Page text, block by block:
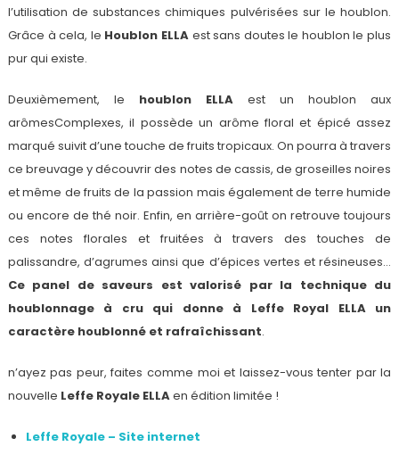
l’utilisation de substances chimiques pulvérisées sur le houblon.
Grâce à cela, le Houblon ELLAest sans doutes le houblon le plus
pur qui existe.
Deuxièmement, le houblon ELLA est un houblon aux
arômesComplexes, il possède un arôme floral et épicé assez
marqué suivit d’une touche de fruits tropicaux. On pourra à travers
ce breuvage y découvrir des notes de cassis, de groseilles noires
et même de fruits de la passion mais également de terre humide
ou encore de thé noir. Enfin, en arrière-goût on retrouve toujours
ces notes florales et fruitées à travers des touches de
palissandre, d’agrumes ainsi que d’épices vertes et résineuses…
Ce panel de saveurs est valorisé par la technique du
houblonnage à cru qui donne à Leffe Royal ELLA un
caractère houblonné et rafraîchissant.
n’ayez pas peur, faites comme moi et laissez-vous tenter par la
nouvelle Leffe Royale ELLAen édition limitée !
Leffe Royale – Site internet